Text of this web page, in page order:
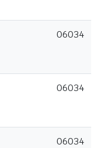
06034
06034
06034